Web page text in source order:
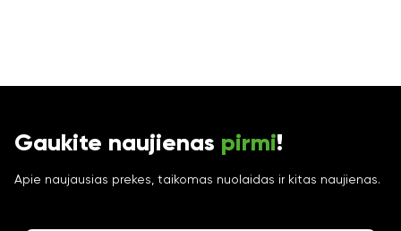
Gaukite naujienas pirmi!
Apie naujausias prekes, taikomas nuolaidas ir kitas naujienas.